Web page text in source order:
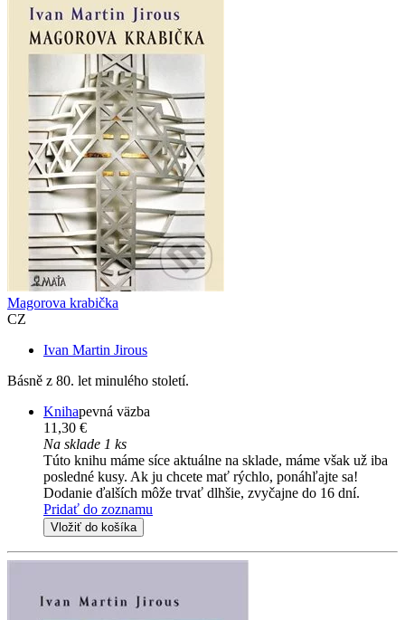
Magorova krabička
CZ
Ivan Martin Jirous
Básně z 80. let minulého století.
Knihapevná väzba
11,30 €
Na sklade 1 ks
Túto knihu máme síce aktuálne na sklade, máme však už iba
posledné kusy. Ak ju chcete mať rýchlo, ponáhľajte sa!
Dodanie ďalších môže trvať dlhšie, zvyčajne do 16 dní.
Pridať do zoznamu
Vložiť do košíka